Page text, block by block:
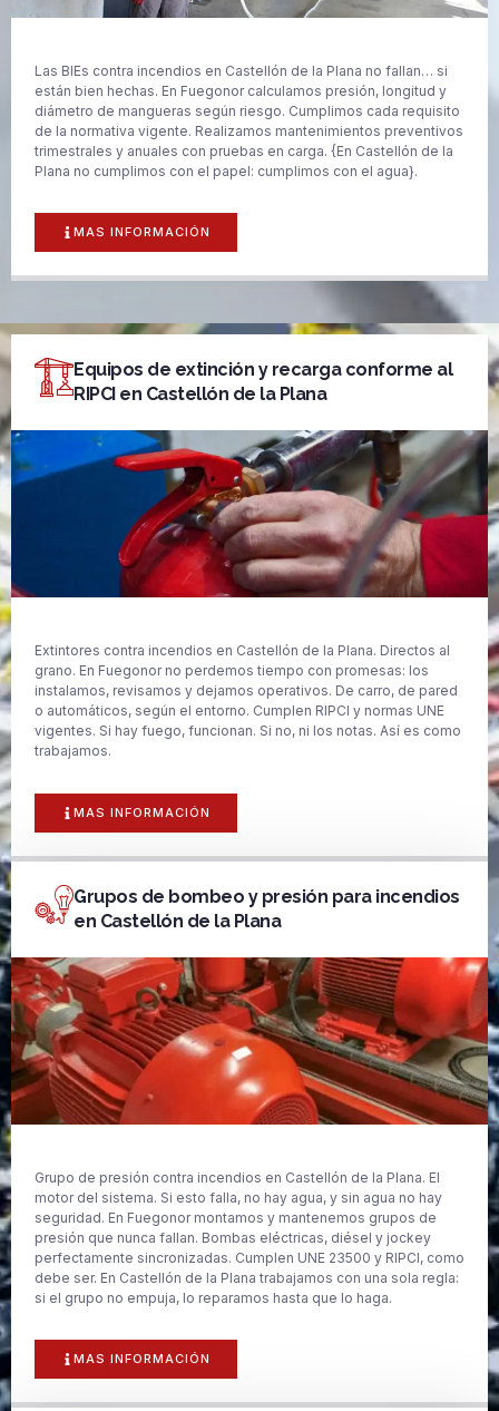
Las BIEs contra incendios en Castellón de la Plana no fallan… si
están bien hechas. En Fuegonor calculamos presión, longitud y
diámetro de mangueras según riesgo. Cumplimos cada requisito
de la normativa vigente. Realizamos mantenimientos preventivos
trimestrales y anuales con pruebas en carga. {En Castellón de la
Plana no cumplimos con el papel: cumplimos con el agua}.
MAS INFORMACIÓN
Equipos de extinción y recarga conforme al
RIPCI en Castellón de la Plana
Extintores contra incendios en Castellón de la Plana. Directos al
grano. En Fuegonor no perdemos tiempo con promesas: los
instalamos, revisamos y dejamos operativos. De carro, de pared
o automáticos, según el entorno. Cumplen RIPCI y normas UNE
vigentes. Si hay fuego, funcionan. Si no, ni los notas. Así es como
trabajamos.
MAS INFORMACIÓN
Grupos de bombeo y presión para incendios
en Castellón de la Plana
Grupo de presión contra incendios en Castellón de la Plana. El
motor del sistema. Si esto falla, no hay agua, y sin agua no hay
seguridad. En Fuegonor montamos y mantenemos grupos de
presión que nunca fallan. Bombas eléctricas, diésel y jockey
perfectamente sincronizadas. Cumplen UNE 23500 y RIPCI, como
debe ser. En Castellón de la Plana trabajamos con una sola regla:
si el grupo no empuja, lo reparamos hasta que lo haga.
MAS INFORMACIÓN